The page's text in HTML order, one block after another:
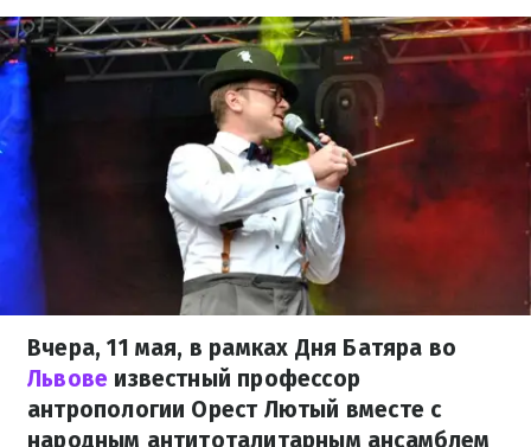
Вчера, 11 мая, в рамках Дня Батяра во
Львове известный профессор
антропологии Орест Лютый вместе с
народным антитоталитарным ансамблем